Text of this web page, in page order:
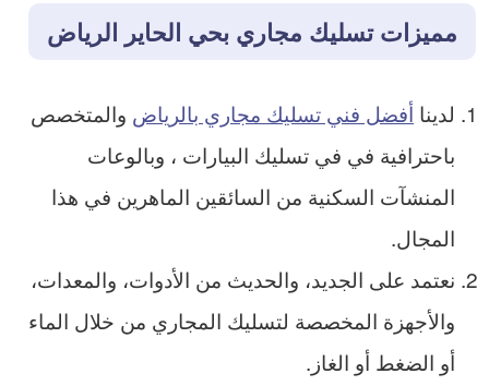
مميزات تسليك مجاري بحي الحاير الرياض
لدينا أفضل فني تسليك مجاري بالرياض والمتخصص
باحترافية في في تسليك البيارات ، وبالوعات
المنشآت السكنية من السائقين الماهرين في هذا
المجال.
نعتمد على الجديد، والحديث من الأدوات، والمعدات،
والأجهزة المخصصة لتسليك المجاري من خلال الماء
أو الضغط أو الغاز.